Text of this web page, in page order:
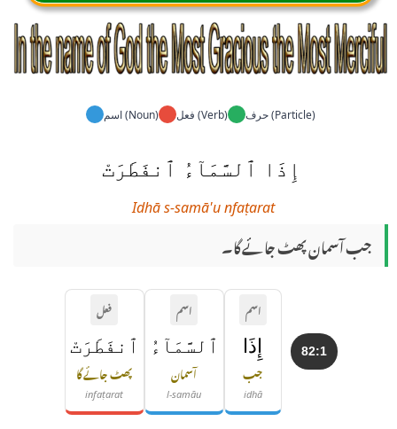
اسم (Noun) فعل (Verb) حرف (Particle)
إِذَا ٱلسَّمَآءُ ٱنفَطَرَتْ
Idhā s-samā'u nfaṭarat
جب آسمان پھٹ جائے گا۔
82:1
اسم
إِذَا
جب
idhā
اسم
ٱلسَّمَآءُ
آسمان
l-samāu
فعل
ٱنفَطَرَتْ
پھٹ جائے گا
infaṭarat